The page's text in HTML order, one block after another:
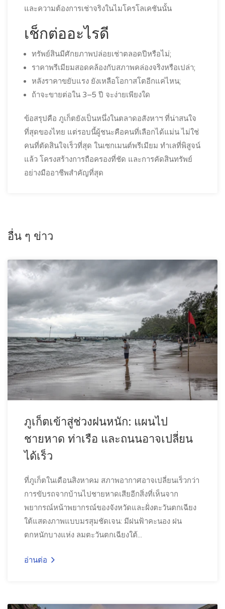
และความต้องการเช่าจริงในไมโครโลเคชันนั้น
เช็กต่ออะไรดี
ทรัพย์สินมีศักยภาพปล่อยเช่าตลอดปีหรือไม่;
ราคาพรีเมียมสอดคล้องกับสภาพคล่องจริงหรือเปล่า;
หลังราคาขยับแรง ยังเหลือโอกาสโตอีกแค่ไหน;
ถ้าจะขายต่อใน 3–5 ปี จะง่ายเพียงใด
ข้อสรุปคือ ภูเก็ตยังเป็นหนึ่งในตลาดอสังหาฯ ที่น่าสนใจ
ที่สุดของไทย แต่รอบนี้ผู้ชนะคือคนที่เลือกได้แม่น ไม่ใช่
คนที่ตัดสินใจเร็วที่สุด ในเซกเมนต์พรีเมียม ทำเลที่พิสูจน์
แล้ว โครงสร้างการถือครองที่ชัด และการคัดสินทรัพย์
อย่างมืออาชีพสำคัญที่สุด
อื่น ๆ ข่าว
ภูเก็ตเข้าสู่ช่วงฝนหนัก: แผนไป
ชายหาด ท่าเรือ และถนนอาจเปลี่ยน
ได้เร็ว
ที่ภูเก็ตในเดือนสิงหาคม สภาพอากาศอาจเปลี่ยนเร็วกว่า
การขับรถจากบ้านไปชายหาดเสียอีกสิ่งที่เห็นจาก
พยากรณ์หน้าพยากรณ์ของจังหวัดและฝั่งตะวันตกเฉียง
ใต้แสดงภาพแบบมรสุมชัดเจน: มีฝนฟ้าคะนอง ฝน
ตกหนักบางแห่ง ลมตะวันตกเฉียงใต้...
อ่านต่อ